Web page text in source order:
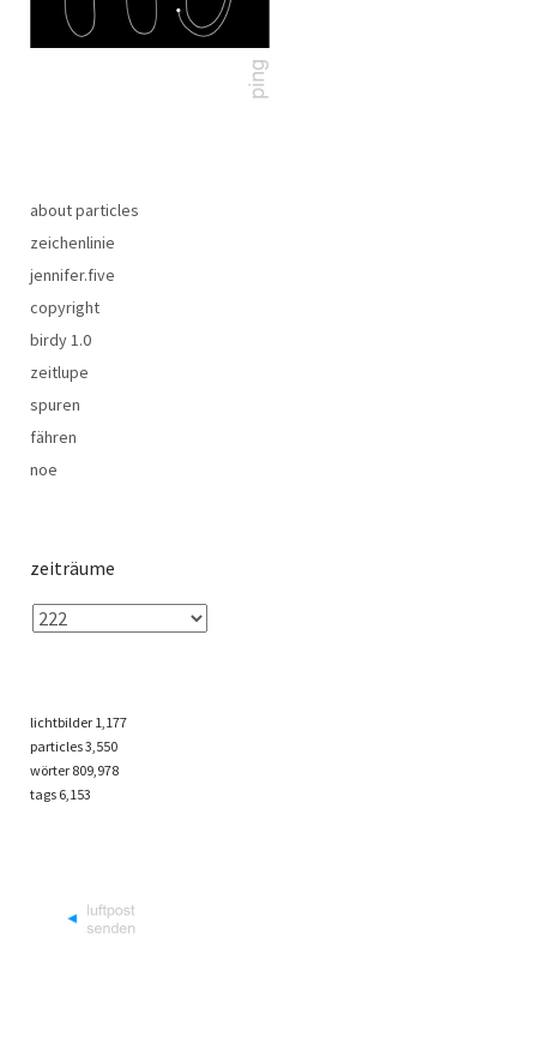
about particles
zeichenlinie
jennifer.five
copyright
birdy 1.0
zeitlupe
spuren
fähren
noe
zeiträume
lichtbilder 1,177
particles3,550
wörter 809,978
tags 6,153